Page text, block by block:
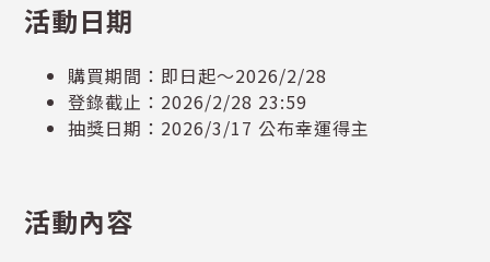
活動日期
購買期間：即日起～2026/2/28
登錄截止：2026/2/28 23:59
抽獎日期：2026/3/17 公布幸運得主
活動內容